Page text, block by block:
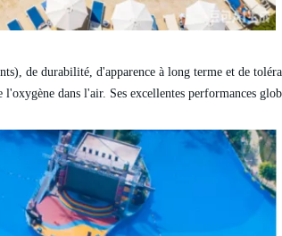
de durabilité, d'apparence à long terme et de
dans l'air. Ses excellentes performances